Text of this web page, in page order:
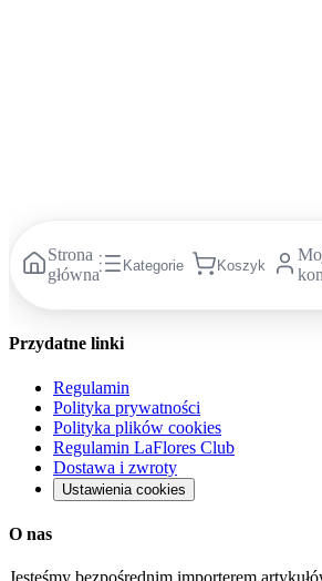
Strona
główna
Kategorie Koszyk
Przydatne linki
Regulamin
Polityka prywatności
Polityka plików cookies
Regulamin LaFlores Club
Dostawa i zwroty
Ustawienia cookies
O nas